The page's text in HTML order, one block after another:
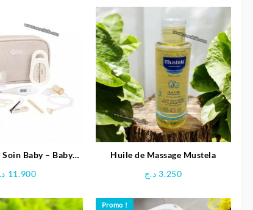
Soin Baby – Baby
11.900
Huile de Massage Mustela
3.250 د.ج
Promo !